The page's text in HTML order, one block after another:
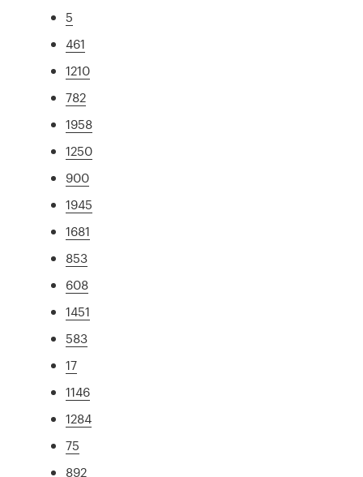
5
461
1210
782
1958
1250
900
1945
1681
853
608
1451
583
17
1146
1284
75
892